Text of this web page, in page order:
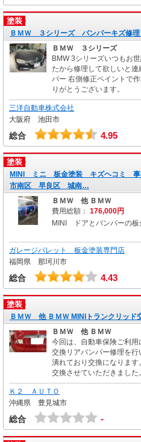
塗装
ＢＭＷ ３シリーズ バンパーキズ
ＢＭＷ ３シリーズ
BMW 3シリーズいつもお
たから修理して欲しいと
パー 右側修正ペイントで
りがとうございます。
三洋自動車株式会社
大阪府 池田市
総合 4.95
塗装
MINI ミニ 板金塗装 キズヘコミ
市南区 早良区 城南…
ＢＭＷ 他 ＢＭＷ
費用総額： 176,000円
MINI ドアとバンパーの板
ガレージパレット 板金塗装専門店
福岡県 那珂川市
総合 4.43
塗装
ＢＭＷ 他 ＢＭＷ MINIトランクリッ
ＢＭＷ 他 ＢＭＷ
今回は、自動車保険ご利
交換リアバンパー修理を行
潰れており交換になりま
交換させていただきました。
Ｋ２ ＡＵＴＯ
沖縄県 豊見城市
総合 -